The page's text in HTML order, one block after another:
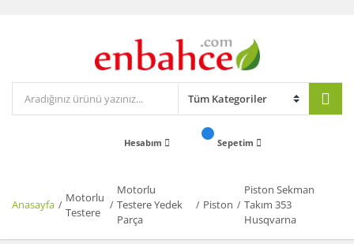
Hesabım Sepetim
Anasayfa
Motorlu
Testere
Motorlu
Testere Yedek
Parça
Piston
Piston Sekman
Takım 353
Husqvarna